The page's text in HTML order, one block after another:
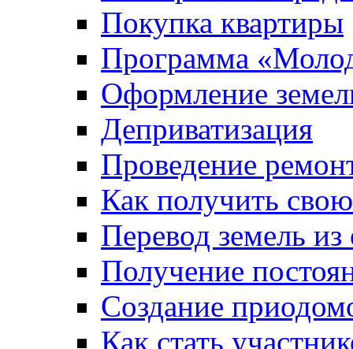
Покупка квартиры
Программа
Оформление
Деприватизация
Проведение
Как получить
Перевод земель
Получение
Создание
Как стать